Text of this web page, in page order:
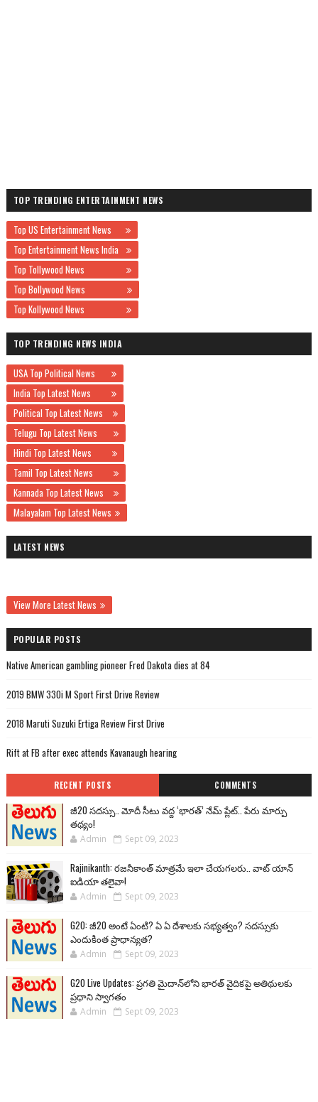
TOP TRENDING ENTERTAINMENT NEWS
Top US Entertainment News
Top Entertainment News India
Top Tollywood News
Top Bollywood News
Top Kollywood News
TOP TRENDING NEWS INDIA
USA Top Political News
India Top Latest News
Political Top Latest News
Telugu Top Latest News
Hindi Top Latest News
Tamil Top Latest News
Kannada Top Latest News
Malayalam Top Latest News
LATEST NEWS
View More Latest News
POPULAR POSTS
Native American gambling pioneer Fred Dakota dies at 84
2019 BMW 330i M Sport First Drive Review
2018 Maruti Suzuki Ertiga Review First Drive
Rift at FB after exec attends Kavanaugh hearing
RECENT POSTS COMMENTS
జీ20 సదస్సు.. మోదీ సీటు వద్ద ‘భారత్’ నేమ్ ప్లేట్‌.. పేరు మార్పు
తథ్యం!
Admin Sept 09, 2023
Rajinikanth: రజనీకాంత్ మాత్రమే ఇలా చేయగలరు.. వాట్ యాన్
ఐడియా తలైవా!
Admin Sept 09, 2023
G20: జీ20 అంటే ఏంటి? ఏ ఏ దేశాలకు సభ్యత్వం? సదస్సుకు
ఎందుకింత ప్రాధాన్యత?
Admin Sept 09, 2023
G20 Live Updates: ప్రగతి మైదాన్‌లోని భారత్ వైదికపై అతిథులకు
ప్రధాని స్వాగతం
Admin Sept 09, 2023